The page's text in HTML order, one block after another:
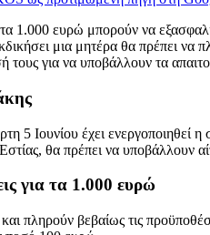
1.000 ευρώ μπορούν να
μια μητέρα θα πρέπει
για να υποβάλλουν τα
5 Ιουνίου έχει ενεργοποιηθεί
θα πρέπει να υποβάλλουν
για τα 1.000 ευρώ
πληρούν βεβαίως τις